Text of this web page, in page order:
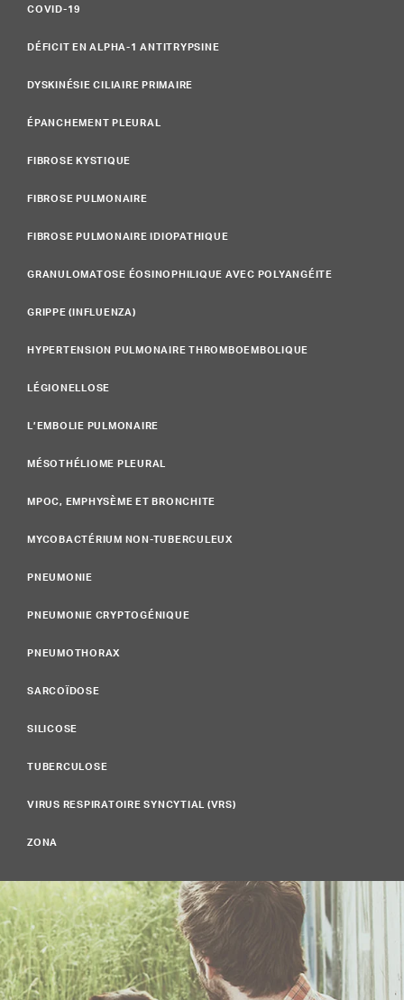
COVID-19
DÉFICIT EN ALPHA-1 ANTITRYPSINE
DYSKINÉSIE CILIAIRE PRIMAIRE
ÉPANCHEMENT PLEURAL
FIBROSE KYSTIQUE
FIBROSE PULMONAIRE
FIBROSE PULMONAIRE IDIOPATHIQUE
GRANULOMATOSE ÉOSINOPHILIQUE AVEC POLYANGÉITE
GRIPPE (INFLUENZA)
HYPERTENSION PULMONAIRE THROMBOEMBOLIQUE
LÉGIONELLOSE
L’EMBOLIE PULMONAIRE
MÉSOTHÉLIOME PLEURAL
MPOC, EMPHYSÈME ET BRONCHITE
MYCOBACTÉRIUM NON-TUBERCULEUX
PNEUMONIE
PNEUMONIE CRYPTOGÉNIQUE
PNEUMOTHORAX
SARCOÏDOSE
SILICOSE
TUBERCULOSE
VIRUS RESPIRATOIRE SYNCYTIAL (VRS)
ZONA